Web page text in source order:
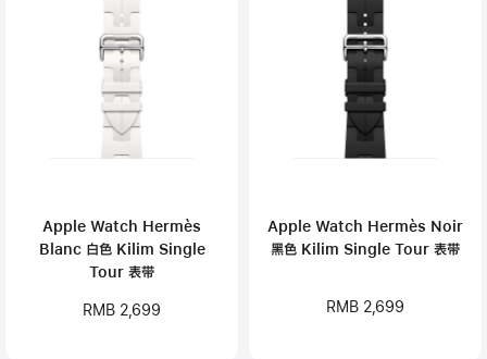
Apple Watch Hermès
Blanc 白色 Kilim Single
Tour 表带
RMB 2,699
Apple Watch Hermès Noir
黑色 Kilim Single Tour 表带
RMB 2,699